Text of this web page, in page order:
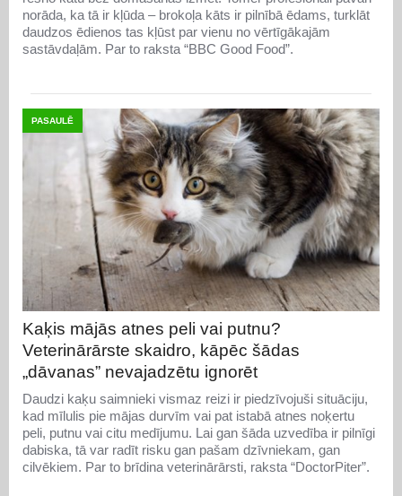
norāda, ka tā ir kļūda – brokoļa kāts ir pilnībā ēdams, turklāt
daudzos ēdienos tas kļūst par vienu no vērtīgākajām
sastāvdaļām. Par to raksta “BBC Good Food”.
PASAULĒ
Kaķis mājās atnes peli vai putnu?
Veterinārārste skaidro, kāpēc šādas
„dāvanas” nevajadzētu ignorēt
Daudzi kaķu saimnieki vismaz reizi ir piedzīvojuši situāciju,
kad mīlulis pie mājas durvīm vai pat istabā atnes noķertu
peli, putnu vai citu medījumu. Lai gan šāda uzvedība ir pilnīgi
dabiska, tā var radīt risku gan pašam dzīvniekam, gan
cilvēkiem. Par to brīdina veterinārārsti, raksta “DoctorPiter”.